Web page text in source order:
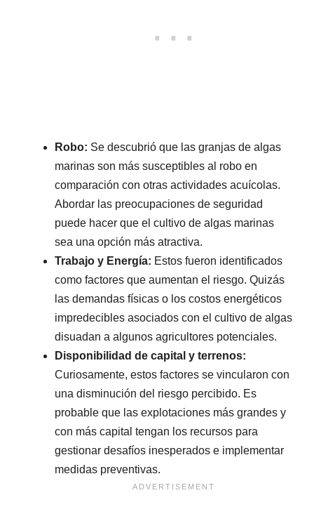
Robo: Se descubrió que las granjas de algas
marinas son más susceptibles al robo en
comparación con otras actividades acuícolas.
Abordar las preocupaciones de seguridad
puede hacer que el cultivo de algas marinas
sea una opción más atractiva.
Trabajo y Energía: Estos fueron identificados
como factores que aumentan el riesgo. Quizás
las demandas físicas o los costos energéticos
impredecibles asociados con el cultivo de algas
disuadan a algunos agricultores potenciales.
Disponibilidad de capital y terrenos:
Curiosamente, estos factores se vincularon con
una disminución del riesgo percibido. Es
probable que las explotaciones más grandes y
con más capital tengan los recursos para
gestionar desafíos inesperados e implementar
medidas preventivas.